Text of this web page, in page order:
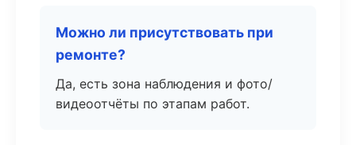
Можно ли присутствовать при
ремонте?
Да, есть зона наблюдения и фото/
видеоотчёты по этапам работ.